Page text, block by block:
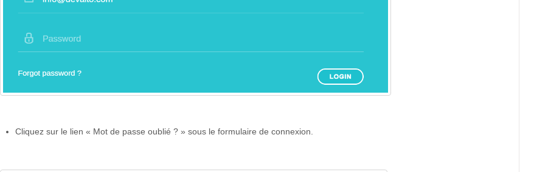
Cliquez sur le lien « Mot de passe oublié ? » sous le formulaire de connexion.